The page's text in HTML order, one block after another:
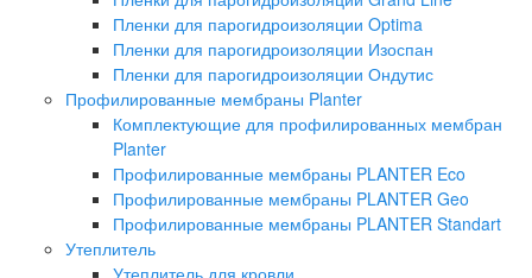
Пленки для парогидроизоляции Optima
Пленки для парогидроизоляции Изоспан
Пленки для парогидроизоляции Ондутис
Профилированные мембраны Planter
Комплектующие для профилированных мембран
Planter
Профилированные мембраны PLANTER Eco
Профилированные мембраны PLANTER Geo
Профилированные мембраны PLANTER Standart
Утеплитель